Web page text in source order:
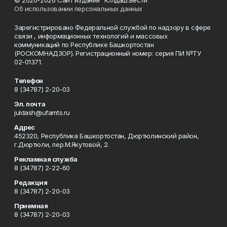
Об использовании персональных данных
Зарегистрировано Федеральной службой по надзору в сфере
связи , информационных технологий и массовых
коммуникаций по Республике Башкортостан
(РОСКОМНАДЗОР). Регистрационный номер: серия ПИ №ТУ
02-01371.
Телефон
8 (34787) 2-20-03
Эл. почта
juldash@ufamts.ru
Адрес
452320, Республика Башкортостан, Дюртюлинский район,
г.Дюртюли, пер.М.Якутовой, 2.
Рекламная служба
8 (34787) 2-22-60
Редакция
8 (34787) 2-20-03
Приемная
8 (34787) 2-20-03